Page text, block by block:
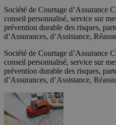
Société de Courtage d’Assurance
conseil personnalisé, service sur
prévention durable des risques,
d’Assurances, d’Assistance,
Société de Courtage d’Assurance
conseil personnalisé, service sur
prévention durable des risques,
d’Assurances, d’Assistance,